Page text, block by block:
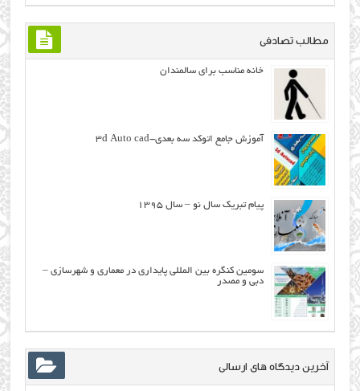
مطالب تصادفی
خانه مناسب برای سالمندان
آموزش جامع اتوکد سه بعدی-۳d Auto cad
پیام تبریک سال نو – سال ۱۳۹۵
سومین کنگره بین المللی پایداری در معماری و شهرسازی –
دبی و مصدر
آخرین دیدگاه های ارسالی